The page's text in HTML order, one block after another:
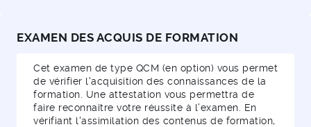
EXAMEN DES ACQUIS DE FORMATION
Cet examen de type QCM (en option) vous permet
de vérifier l'acquisition des connaissances de la
formation. Une attestation vous permettra de
faire reconnaître votre réussite à l’examen. En
vérifiant l'assimilation des contenus de formation,